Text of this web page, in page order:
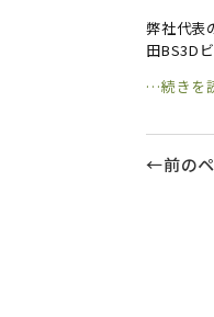
弊社代表
田BS3D
…続きを
←前の